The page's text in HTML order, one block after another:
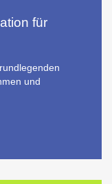
für
und